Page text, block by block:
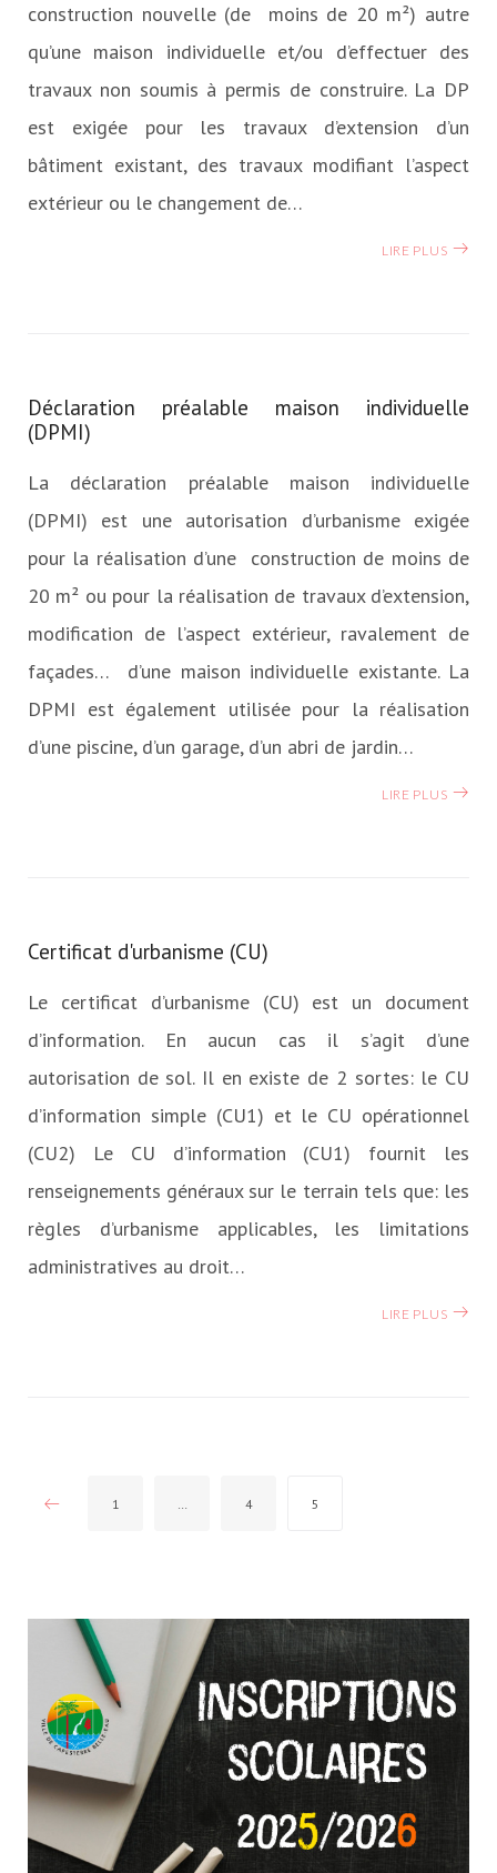
construction nouvelle (de moins de 20 m²) autre
qu’une maison individuelle et/ou d’effectuer des
travaux non soumis à permis de construire. La DP
est exigée pour les travaux d’extension d’un
bâtiment existant, des travaux modifiant l’aspect
extérieur ou le changement de…
LIRE PLUS
Déclaration préalable maison individuelle
(DPMI)
La déclaration préalable maison individuelle
(DPMI) est une autorisation d’urbanisme exigée
pour la réalisation d’une construction de moins de
20 m² ou pour la réalisation de travaux d’extension,
modification de l’aspect extérieur, ravalement de
façades… d’une maison individuelle existante. La
DPMI est également utilisée pour la réalisation
d’une piscine, d’un garage, d’un abri de jardin…
LIRE PLUS
Certificat d'urbanisme (CU)
Le certificat d’urbanisme (CU) est un document
d’information. En aucun cas il s’agit d’une
autorisation de sol. Il en existe de 2 sortes: le CU
d’information simple (CU1) et le CU opérationnel
(CU2) Le CU d’information (CU1) fournit les
renseignements généraux sur le terrain tels que: les
règles d’urbanisme applicables, les limitations
administratives au droit…
LIRE PLUS
des
1 … 4 5